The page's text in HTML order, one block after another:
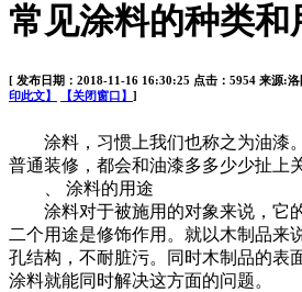
常见涂料的种类和
[ 发布日期：2018-11-16 16:30:25 点击：5954 来源:
印此文】
【关闭窗口】 ]
涂料，习惯上我们也称之为油漆
普通装修，都会和油漆多多少少扯上
、 涂料的用途
涂料对于被施用的对象来说，它
二个用途是修饰作用。就以木制品来
孔结构，不耐脏污。同时木制品的表
涂料就能同时解决这方面的问题。